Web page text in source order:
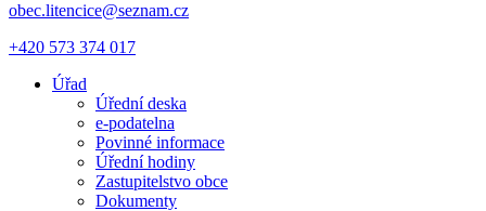
obec.litencice@seznam.cz
+420 573 374 017
Úřad
Úřední deska
e-podatelna
Povinné informace
Úřední hodiny
Zastupitelstvo obce
Dokumenty